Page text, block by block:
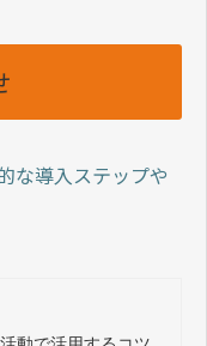
な導入ステップや